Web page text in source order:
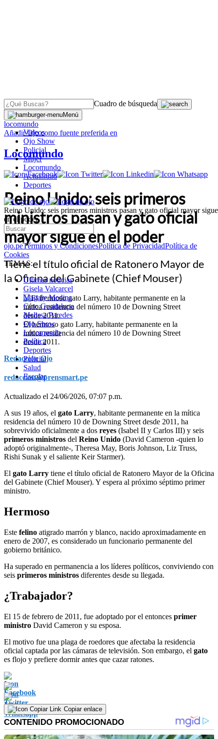
Cuadro de búsqueda
Menú
Videos
Ojo Show
Policial
Mujer
Locomundo
Actualidad
Deportes
Reino Unido: seis primeros ministros pasan y gato oficial mayor sigue
en el poder
ojo.peTérminos y CondicionesPolítica de PrivacidadPolítica de
Cookies
TEMAS:
Últimas noticias
Gisela Valcarcel
Magaly Medina
Cuto Guadalupe
Melissa Paredes
Ojo Show
Locomundo
Política
Deportes
Policial
Salud
Escolar
OJO
locomundo
AñadirOjocomo fuente preferida en
Locomundo
Reino Unido: seis primeros
ministros pasan y gato oficial
mayor sigue en el poder
Tiene el título oficial de Ratonero Mayor de
la Oficina del Gabinete (Chief Mouser)
El hermoso gato Larry, habitante permanente en la
mítica residencia del número 10 de Downing Street
desde 2011.
Redacción Ojo
redaccion@prensmart.pe
Actualizado el 24/06/2026, 07:07 p.m.
A sus 19 años, el gato Larry, habitante permanente en la mítica
residencia del número 10 de Downing Street desde 2011, ha
sobrevivido oficialmente a dos reyes (Isabel II y Carlos III) y seis
primeros ministros del Reino Unido (David Cameron -quien lo
adoptó originalmente-, Theresa May, Boris Johnson, Liz Truss,
Rishi Sunak y el saliente Keir Starmer).
El gato Larry tiene el título oficial de Ratonero Mayor de la Oficina
del Gabinete (Chief Mouser). Y espera al próximo séptimo primer
ministro.
Hermoso
Este felino atigrado marrón y blanco, nacido aproximadamente en
enero de 2007, es considerado un funcionario permanente del
gobierno británico.
Ha superado en permanencia a los líderes políticos, conviviendo con
seis primeros ministros diferentes desde su llegada.
¿Trabajador?
El 15 de febrero de 2011, fue adoptado por el entonces primer
ministro David Cameron y su esposa.
El motivo fue una plaga de roedores que afectaba la residencia
oficial captada por las cámaras de televisión. Son embargo, el gato
es flojo y prefiere dormir antes que cazar ratones.
Copiar enlace